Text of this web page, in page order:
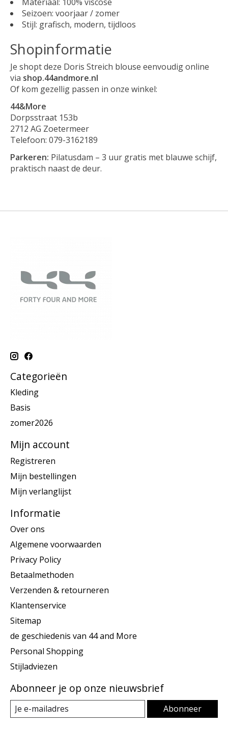
Seizoen: voorjaar / zomer
Stijl: grafisch, modern, tijdloos
Shopinformatie
Je shopt deze Doris Streich blouse eenvoudig online
via shop.44andmore.nl
Of kom gezellig passen in onze winkel:
44&More
Dorpsstraat 153b
2712 AG Zoetermeer
Telefoon: 079-3162189
Parkeren: Pilatusdam – 3 uur gratis met blauwe schijf,
praktisch naast de deur.
Categorieën
Kleding
Basis
zomer2026
Mijn account
Registreren
Mijn bestellingen
Mijn verlanglijst
Informatie
Over ons
Algemene voorwaarden
Privacy Policy
Betaalmethoden
Verzenden & retourneren
Klantenservice
Sitemap
de geschiedenis van 44 and More
Personal Shopping
Stijladviezen
Abonneer je op onze nieuwsbrief
Abonneer